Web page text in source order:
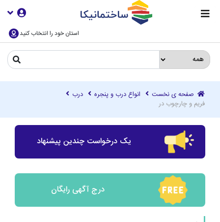
استان خود را انتخاب کنید
صفحه ی نخست انواع درب و پنجره
درب
فریم و چارچوب در
یک درخواست چندین پیشنهاد
درج آگهی رایگان